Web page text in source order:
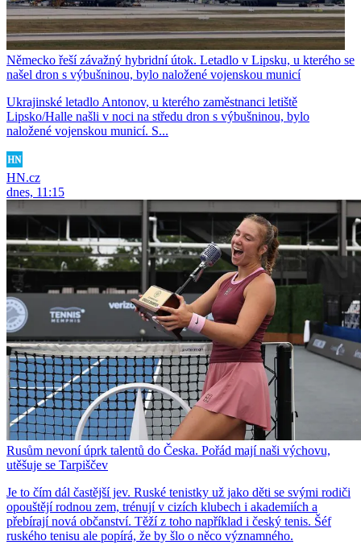
Německo řeší závažný hybridní útok. Letadlo v Lipsku, u kterého se
našel dron s výbušninou, bylo naložené vojenskou municí
Ukrajinské letadlo Antonov, u kterého zaměstnanci letiště
Lipsko/Halle našli v noci na středu dron s výbušninou, bylo
naložené vojenskou municí. S...
HN.cz
dnes, 11:15
Rusům nevoní úprk talentů do Česka. Pořád mají naši výchovu,
utěšuje se Tarpiščev
Je to čím dál častější jev. Ruské tenistky už jako děti se svými rodiči
opouštějí rodnou zem, trénují v cizích klubech i akademiích a
přebírají nová občanství. Těží z toho například i český tenis. Šéf
ruského tenisu ale popírá, že by šlo o něco významného.